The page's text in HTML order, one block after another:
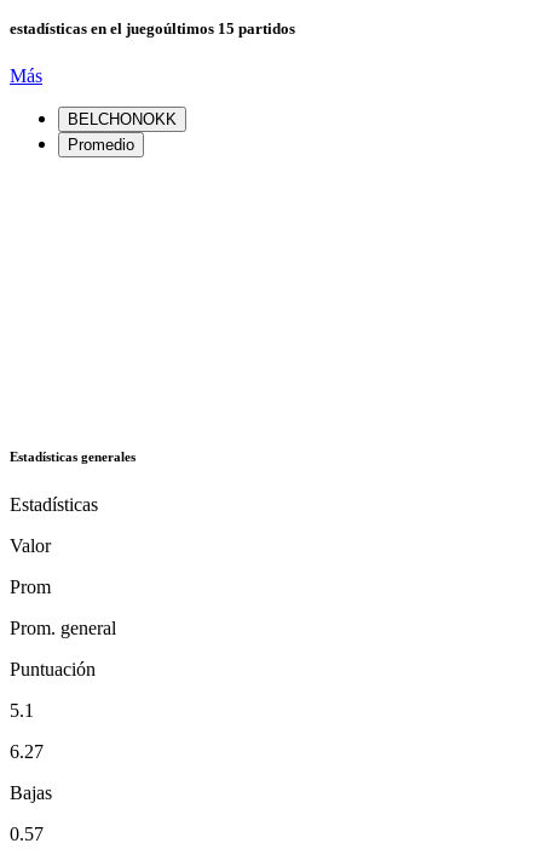
estadísticas en el juegoúltimos 15 partidos
Más
BELCHONOKK
Promedio
Estadísticas generales
Estadísticas
Valor
Prom
Prom. general
Puntuación
5.1
6.27
Bajas
0.57